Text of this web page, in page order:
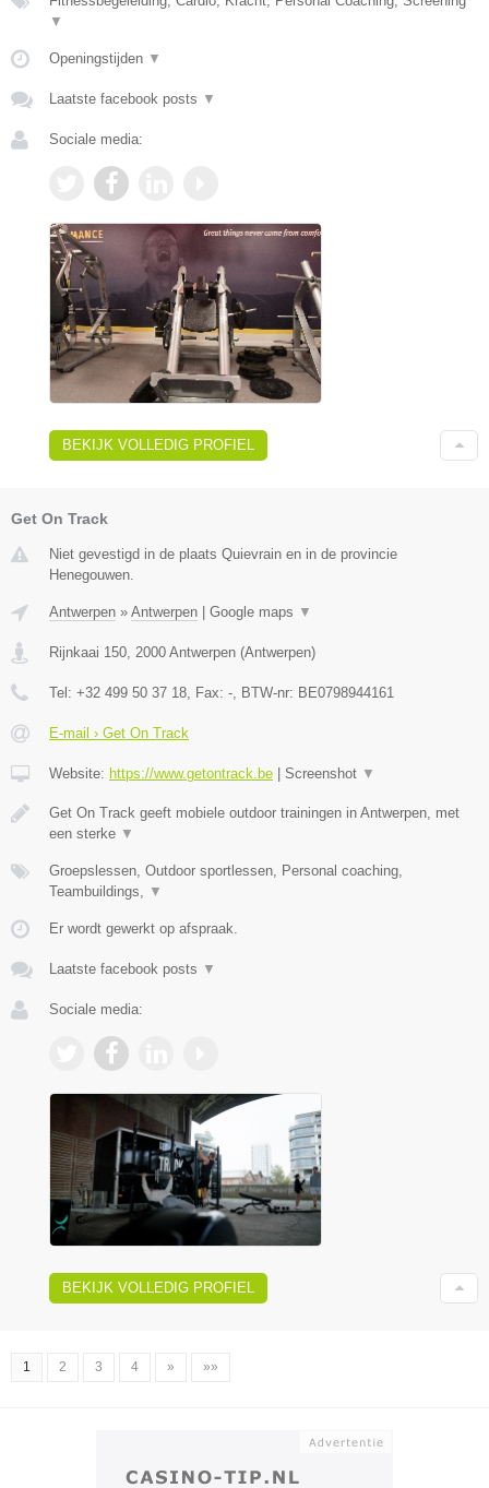
▼
Openingstijden ▼
Laatste facebook posts ▼
Sociale media:
BEKIJK VOLLEDIG PROFIEL
Get On Track
Niet gevestigd in de plaats Quievrain en in de provincie
Henegouwen.
Antwerpen » Antwerpen Google maps ▼
Rijnkaai 150, 2000 Antwerpen (Antwerpen)
Tel: +32 499 50 37 18, Fax: -, BTW-nr: BE0798944161
E-mail › Get On Track
Website: https://www.getontrack.be Screenshot ▼
Get On Track geeft mobiele outdoor trainingen in Antwerpen, met
een sterke ▼
Groepslessen, Outdoor sportlessen, Personal coaching,
Teambuildings, ▼
Er wordt gewerkt op afspraak.
Laatste facebook posts ▼
Sociale media:
BEKIJK VOLLEDIG PROFIEL
1 2 3 4 » »»